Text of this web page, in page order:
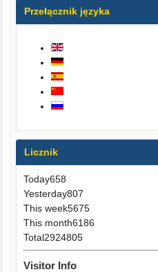
Przełącznik języka
Licznik
Today658
Yesterday807
This week5675
This month6186
Total2924805
Visitor Info